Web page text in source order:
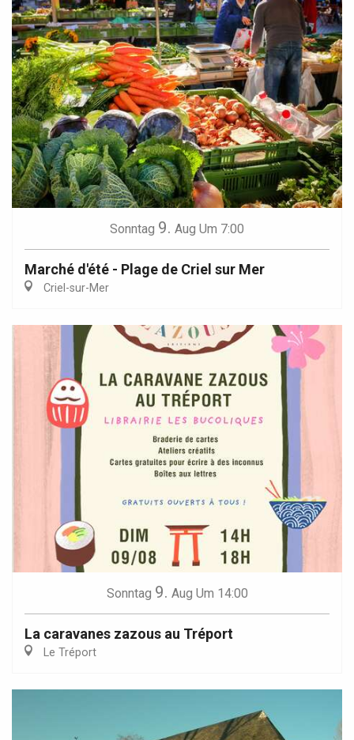
Sonntag 9. Aug Um 7:00
Marché d'été - Plage de Criel sur Mer
Criel-sur-Mer
Sonntag 9. Aug Um 14:00
La caravanes zazous au Tréport
Le Tréport